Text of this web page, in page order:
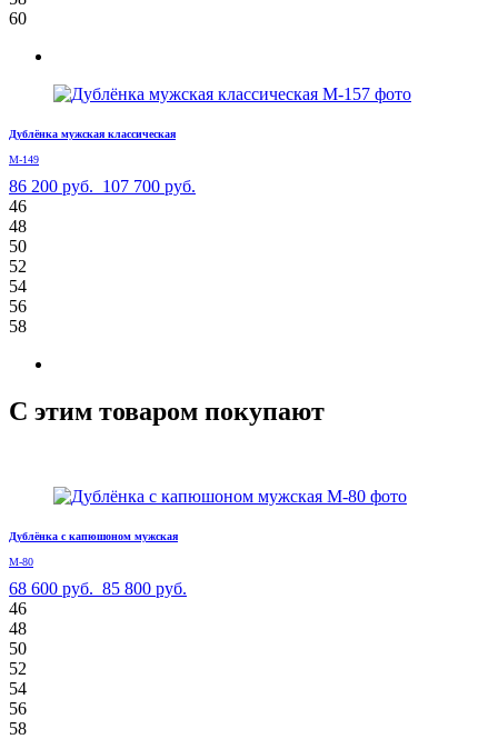
60
Дублёнка мужская классическая
М-149
86 200 руб. 107 700 руб.
46
48
50
52
54
56
58
С этим товаром покупают
Дублёнка с капюшоном мужская
М-80
68 600 руб. 85 800 руб.
46
48
50
52
54
56
58